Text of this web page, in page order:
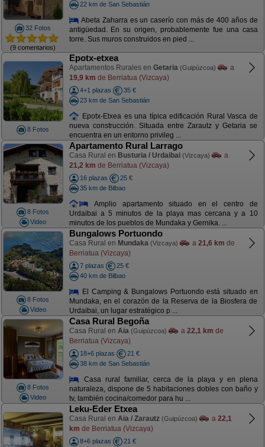
32 Fotos
(9 comentarios)
22 km de San Sebastián
Abeta Zaharra es un caserío con más de 400 años de
antigüedad. En su origen, probablemente fue una casa
torre. Sus muros construidos en pied ...
8 Fotos
Epotx-etxea
Apartamentos Rurales en Getaria (Guipúzcoa)
a
19,9 km de Berriatua (Vizcaya)
4+1 plazas
35 €
23 km de San Sebastián
Epotx-Etxea es una típica edificación Rural Vasca de
nueva construcción. Situada entre Zarautz y Getaria se
encuentra en un entorno privileg ...
8 Fotos
Video
Apartamento Rural Larrago
Casa Rural en Busturia / Urdaibai (Vizcaya)
a
21,2 km de Berriatua (Vizcaya)
16 plazas
25 €
35 km de Bilbao
Amplio apartamento situado en el centro de
Urdaibai a 5 minutos de la playa mas cercana y a 10
minutos de los pueblos de Mundaka y Gernika. ...
8 Fotos
Video
Bungalows Portuondo
Casa Rural en Mundaka (Vizcaya) a 21,6 km de
Berriatua (Vizcaya)
7 plazas
25 €
40 km de Bilbao
El Camping & Bungalows Portuondo está situado en
Mundaka, en el corazón de la Reserva de la Biosfera de
Urdaibai, un lugar estratégico p ...
8 Fotos
Video
Casa Rural Begoña
Casa Rural en Aia (Guipúzcoa) a 22,1 km de
Berriatua (Vizcaya)
18+6 plazas
21 €
38 km de San Sebastián
Casa rural familiar, cerca de la playa y en plena
naturaleza, dispone de 5 habitaciones dobles con baño y
tv, también cocina/comedor para hu ...
Leku-Eder Etxea
Casa Rural en Aia / Zarautz (Guipúzcoa) a 22,1
km de Berriatua (Vizcaya)
8+6 plazas
21 €